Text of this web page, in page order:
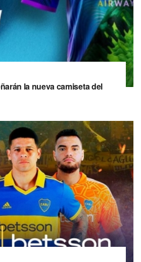
la nueva camiseta del